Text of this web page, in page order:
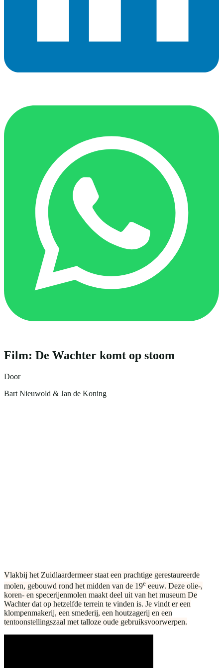
Film: De Wachter komt op stoom
Door
Bart Nieuwold & Jan de Koning
Vlakbij het Zuidlaardermeer staat een prachtige gerestaureerde
molen, gebouwd rond het midden van de 19e eeuw. Deze olie-,
koren- en specerijenmolen maakt deel uit van het museum De
Wachter dat op hetzelfde terrein te vinden is. Je vindt er een
klompenmakerij, een smederij, een houtzagerij en een
tentoonstellingszaal met talloze oude gebruiksvoorwerpen.